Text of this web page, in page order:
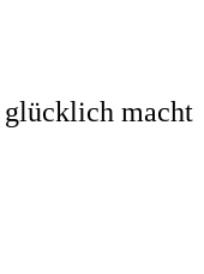
glücklich macht